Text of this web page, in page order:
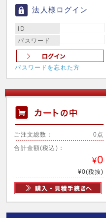
法人様ログイン
ID
パスワード
パスワードを忘れた方
ご注文総数： 0点
合計金額(税込)：
¥0
¥0(税抜)